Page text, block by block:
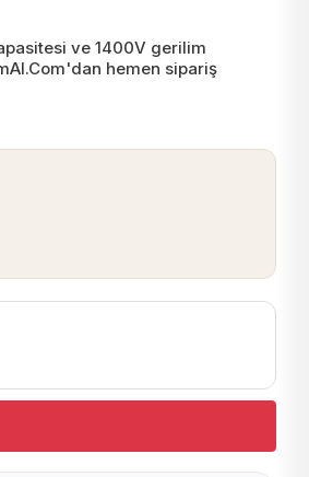
ve 1400V gerilim
hemen sipariş